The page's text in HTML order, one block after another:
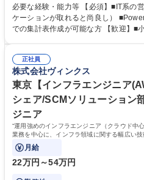
開拓を担っていただきます。 ■SM・DgS向けソリューション営業 ■新規顧
客開拓 ■既存顧客の新領域開拓 ■出張
古屋・九州・四国・広島など広範囲） 募集職種 大阪【ソリューション営
必要な経験・能力等 【必須】■IT系の
ケーションが取れると尚良し）
での集計表作成が可能な方 【歓迎】■小売向けIT営業経験者（即戦力） ■3
小売業との長年の関係性と実績、業務
います。昨今は先進技術を用いて人手
利便性向上に挑みます。 学歴・資格 学歴：大学院 大学 高専 短大 専修学
校 高校 語学力： 資格：
正社員
株式会社ヴィンクス
東京【インフラエンジニア
シェア/SCMソリューション
ジニア
“運用強めのインフラエンジニア（クラウド中
業務を中心に、インフラ領域に関する幅広い
中心としたIT全般の運用を担います。
月給
22万円～54万円